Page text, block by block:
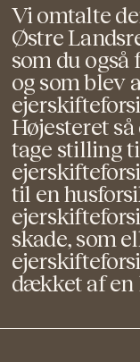
Vi omtalte
Østre
som du også
og som blev
Højesteret
tage stilling
til en
skade, som
dækket af en